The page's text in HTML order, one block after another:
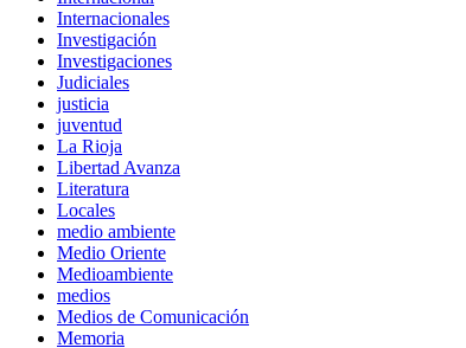
Internacionales
Investigación
Investigaciones
Judiciales
justicia
juventud
La Rioja
Libertad Avanza
Literatura
Locales
medio ambiente
Medio Oriente
Medioambiente
medios
Medios de Comunicación
Memoria